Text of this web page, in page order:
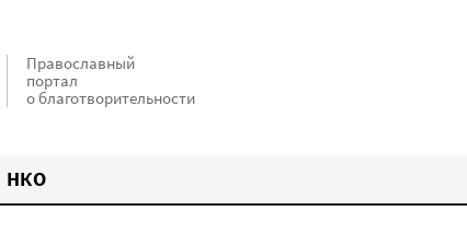
Православный
портал
о благотворительности
НКО